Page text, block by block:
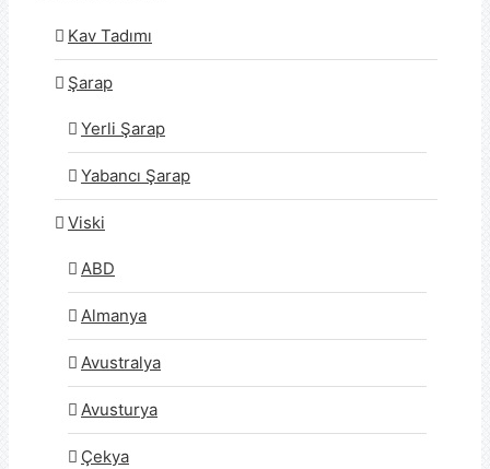
Kav Tadımı
Şarap
Yerli Şarap
Yabancı Şarap
Viski
ABD
Almanya
Avustralya
Avusturya
Çekya